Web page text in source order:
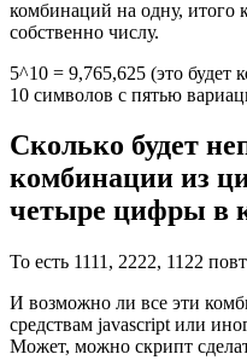
комбинаций на одну, итого
собственно числу.
5^10 = 9,765,625 (это будет
10 символов с пятью
Сколько будет
комбинации из
четыре цифры в
То есть 1111, 2222, 1122
И возможно ли все эти
средствам javascript или
Может, можно скрипт